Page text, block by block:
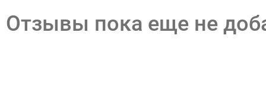
Отзывы пока еще не